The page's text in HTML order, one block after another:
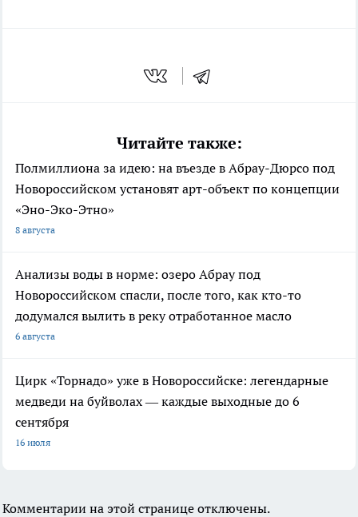
Читайте также:
Полмиллиона за идею: на въезде в Абрау-Дюрсо под
Новороссийском установят арт-объект по концепции
«Эно-Эко-Этно»
8 августа
Анализы воды в норме: озеро Абрау под
Новороссийском спасли, после того, как кто-то
додумался вылить в реку отработанное масло
6 августа
Цирк «Торнадо» уже в Новороссийске: легендарные
медведи на буйволах — каждые выходные до 6
сентября
16 июля
Комментарии на этой странице отключены.